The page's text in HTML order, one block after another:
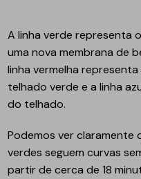
A linha verde representa
uma nova membrana de
linha vermelha
telhado verde e a linha
do telhado.
Podemos ver claramente
verdes seguem curvas
partir de cerca de 18